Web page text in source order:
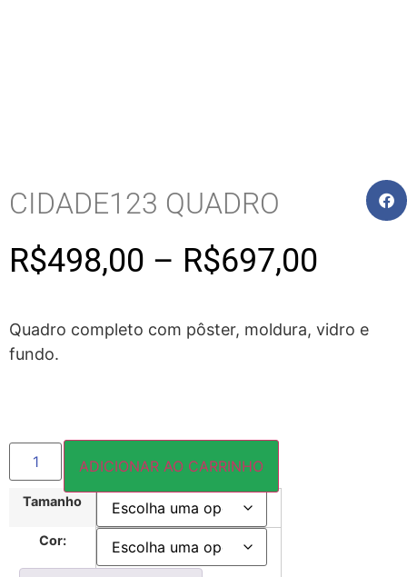
CIDADE123 QUADRO
R$498,00 – R$697,00
Quadro completo com pôster, moldura, vidro e
fundo.
Tamanho
Cor:
ADICIONAR AO CARRINHO